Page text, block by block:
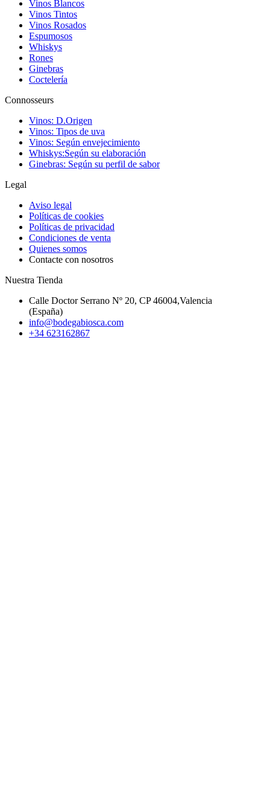
Vinos Blancos
Vinos Tintos
Vinos Rosados
Espumosos
Whiskys
Rones
Ginebras
Coctelería
Connosseurs
Vinos: D.Origen
Vinos: Tipos de uva
Vinos: Según envejecimiento
Whiskys:Según su elaboración
Ginebras: Según su perfil de sabor
Legal
Aviso legal
Políticas de cookies
Políticas de privacidad
Condiciones de venta
Quienes somos
Contacte con nosotros
Nuestra Tienda
Calle Doctor Serrano Nº 20, CP 46004,Valencia
(España)
info@bodegabiosca.com
+34 623162867